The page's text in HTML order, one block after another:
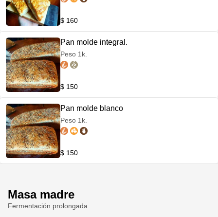
$ 160
Pan molde integral.
Peso 1k.
$ 150
Pan molde blanco
Peso 1k.
$ 150
Masa madre
Fermentación prolongada